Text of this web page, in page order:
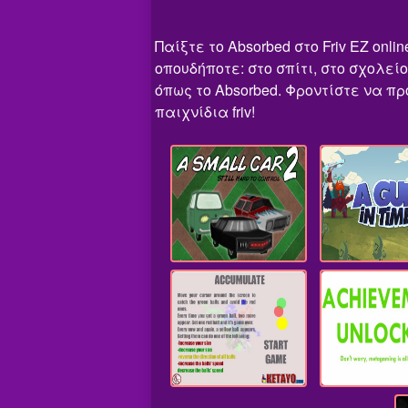
Παίξτε το Absorbed στο Friv EZ
οπουδήποτε: στο σπίτι, στο
όπως το Absorbed. Φροντίστε να
παιχνίδια friv!